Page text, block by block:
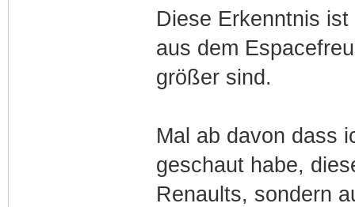
Diese Erkenntnis
aus dem
größer sind.
Mal ab davon dass
geschaut habe,
Renaults, sondern